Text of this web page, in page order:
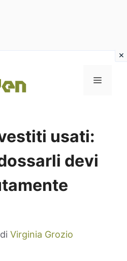
MENU
usati:
devi
di Virginia Grozio